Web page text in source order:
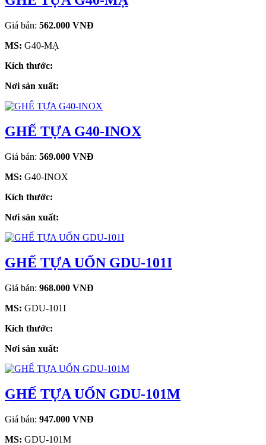
Giá bán: 562.000 VNĐ
MS: G40-MẠ
Kích thước:
Nơi sản xuất:
GHẾ TỰA G40-INOX
Giá bán: 569.000 VNĐ
MS: G40-INOX
Kích thước:
Nơi sản xuất:
GHẾ TỰA UỐN GDU-101I
Giá bán: 968.000 VNĐ
MS: GDU-101I
Kích thước:
Nơi sản xuất:
GHẾ TỰA UỐN GDU-101M
Giá bán: 947.000 VNĐ
MS: GDU-101M